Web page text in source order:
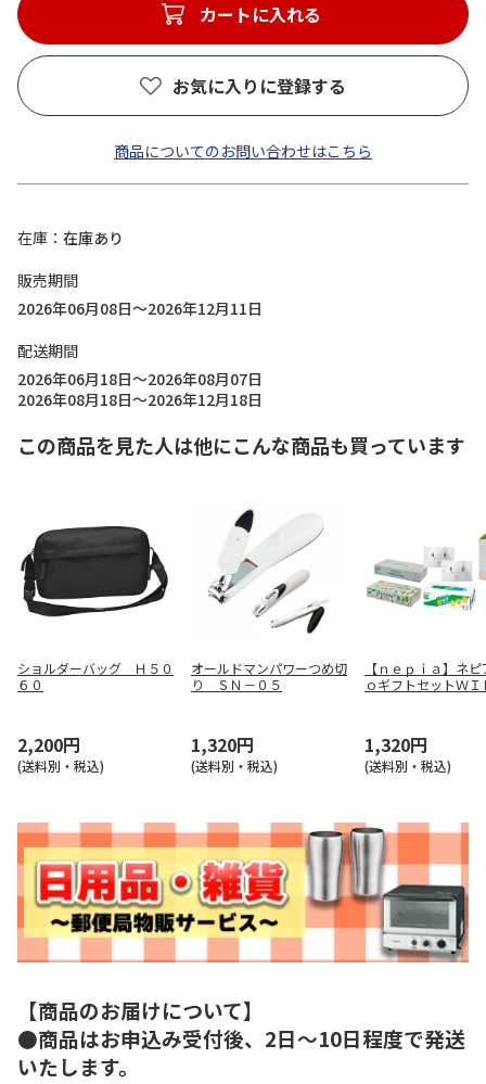
カートに入れる
お気に入りに登録する
商品についてのお問い合わせはこちら
在庫
在庫あり
販売期間
2026年06月08日～2026年12月11日
配送期間
2026年06月18日～2026年08月07日
2026年08月18日～2026年12月18日
この商品を見た人は他にこんな商品も買っています
ショルダーバッグ Ｈ５０
６０
2,200円
(送料別・税込)
オールドマンパワーつめ切
り ＳＮ－０５
1,320円
(送料別・税込)
【ｎｅｐｉａ】ネ
ｏギフトセットＷＩ
1,320円
(送料別・税込)
【商品のお届けについて】
●商品はお申込み受付後、2日～10日程度で発送
いたします。